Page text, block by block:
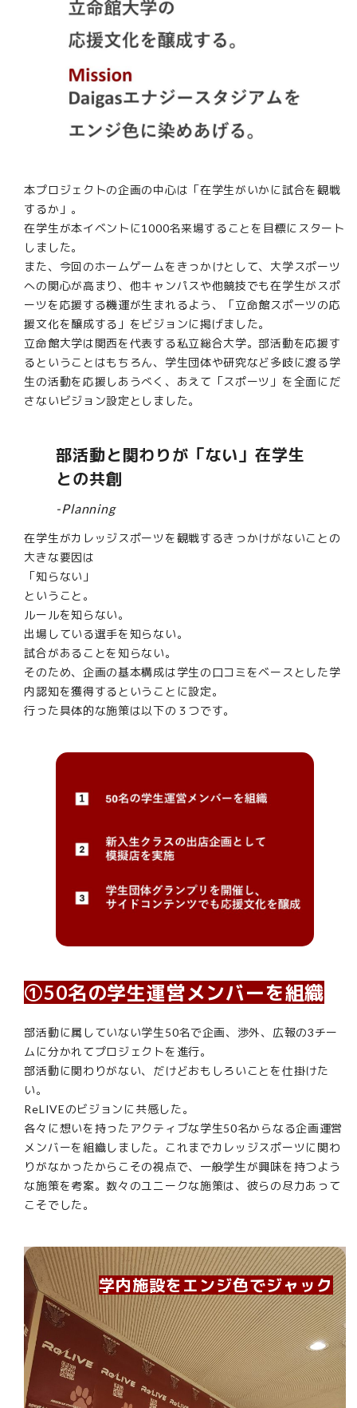
本プロジェクトの企画の中心は「在学生がいかに試合を観戦
するか」。
在学生が本イベントに1000名来場することを目標にスタート
しました。
また、今回のホームゲームをきっかけとして、大学スポーツ
への関心が高まり、他キャンパスや他競技でも在学生がスポ
ーツを応援する機運が生まれるよう、「立命館スポーツの応
援文化を醸成する」をビジョンに掲げました。
立命館大学は関西を代表する私立総合大学。部活動を応援す
るということはもちろん、学生団体や研究など多岐に渡る学
生の活動を応援しあうべく、あえて「スポーツ」を全面にだ
さないビジョン設定としました。
部活動と関わりが「ない」在学生
との共創
-Planning
在学生がカレッジスポーツを観戦するきっかけがないことの
大きな要因は
「知らない」
ということ。
ルールを知らない。
出場している選手を知らない。
試合があることを知らない。
そのため、企画の基本構成は学生の口コミをベースとした学
内認知を獲得するということに設定。
行った具体的な施策は以下の３つです。
①50名の学生運営メンバーを組織
部活動に属していない学生50名で企画、渉外、広報の3チー
ムに分かれてプロジェクトを進行。
部活動に関わりがない、だけどおもしろいことを仕掛けた
い。
ReLIVEのビジョンに共感した。
各々に想いを持ったアクティブな学生50名からなる企画運営
メンバーを組織しました。これまでカレッジスポーツに関わ
りがなかったからこその視点で、一般学生が興味を持つよう
な施策を考案。数々のユニークな施策は、彼らの尽力あって
こそでした。
学内施設をエンジ色でジャック